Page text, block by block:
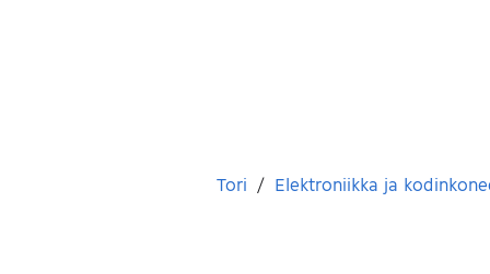
Olet tässä
Tori / Elektroniikka ja